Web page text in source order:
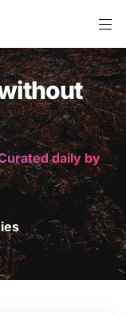
daily by